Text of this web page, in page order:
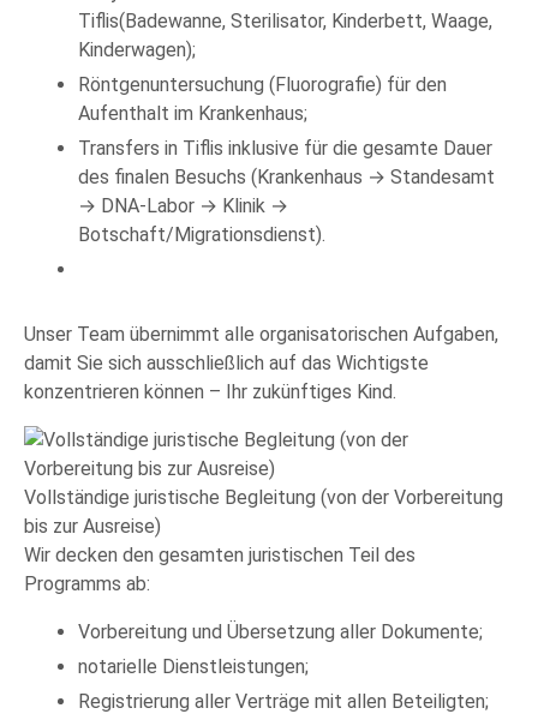
Tiflis(Badewanne, Sterilisator, Kinderbett, Waage,
Kinderwagen);
Röntgenuntersuchung (Fluorografie) für den
Aufenthalt im Krankenhaus;
Transfers in Tiflis inklusive für die gesamte Dauer
des finalen Besuchs (Krankenhaus → Standesamt
→ DNA-Labor → Klinik →
Botschaft/Migrationsdienst).
Unser Team übernimmt alle organisatorischen Aufgaben,
damit Sie sich ausschließlich auf das Wichtigste
konzentrieren können – Ihr zukünftiges Kind.
Vollständige juristische Begleitung (von der Vorbereitung
bis zur Ausreise)
Wir decken den gesamten juristischen Teil des
Programms ab:
Vorbereitung und Übersetzung aller Dokumente;
notarielle Dienstleistungen;
Registrierung aller Verträge mit allen Beteiligten;